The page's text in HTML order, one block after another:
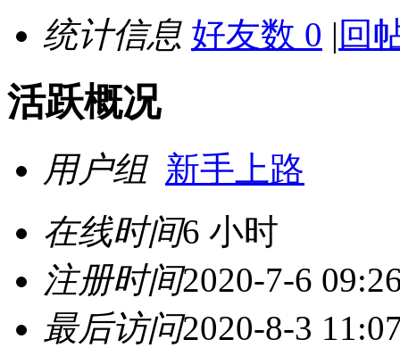
统计信息 好友数 0 | 回
活跃概况
用户组 新手上路
在线时间6 小时
注册时间2020-7-6
最后访问2020-8-3